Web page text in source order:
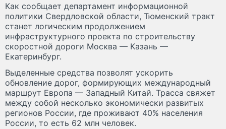
Как сообщает департамент информационной
политики Свердловской области, Тюменский тракт
станет логическим продолжением
инфраструктурного проекта по строительству
скоростной дороги Москва — Казань —
Екатеринбург.
Выделенные средства позволят ускорить
обновление дорог, формирующих международный
маршрут Европа — Западный Китай. Трасса свяжет
между собой несколько экономически развитых
регионов России, где проживают 40% населения
России, то есть 62 млн человек.